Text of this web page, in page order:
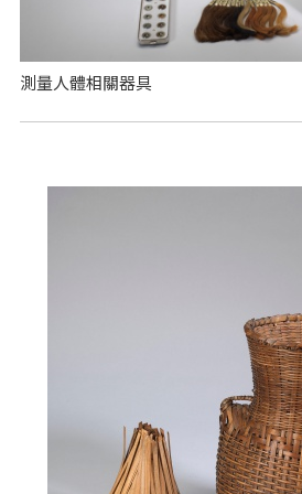
測量人體相關器具